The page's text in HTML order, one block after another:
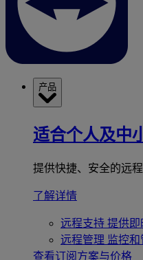
产品
适合个人及中
提供快捷、安全的远
了解详情
远程支持 提供即
远程管理 监控
查看订阅方案与价格